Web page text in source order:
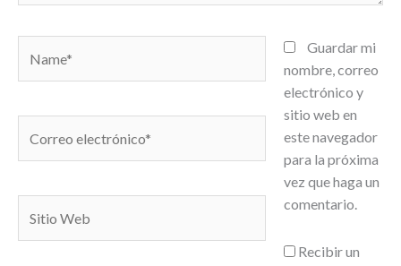
electrónico*
Web
Guardar mi
nombre, correo
electrónico y
sitio web en
este navegador
para la próxima
vez que haga un
comentario.
Recibir un